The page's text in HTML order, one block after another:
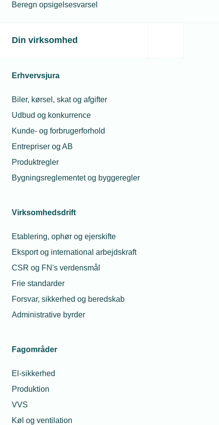
Beregn opsigelsesvarsel
Din virksomhed
Erhvervsjura
Biler, kørsel, skat og afgifter
Udbud og konkurrence
Kunde- og forbrugerforhold
Entrepriser og AB
Produktregler
Bygningsreglementet og byggeregler
Virksomhedsdrift
Etablering, ophør og ejerskifte
Eksport og international arbejdskraft
CSR og FN's verdensmål
Frie standarder
Forsvar, sikkerhed og beredskab
Administrative byrder
Fagområder
El-sikkerhed
Produktion
VVS
Køl og ventilation